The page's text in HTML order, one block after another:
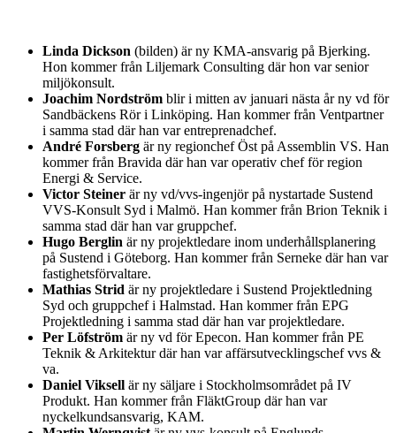
Linda Dickson (bilden) är ny KMA-ansvarig på Bjerking.
Hon kommer från Liljemark Consulting där hon var senior
miljökonsult.
Joachim Nordström blir i mitten av januari nästa år ny vd för
Sandbäckens Rör i Linköping. Han kommer från Ventpartner
i samma stad där han var entreprenadchef.
André Forsberg är ny regionchef Öst på Assemblin VS. Han
kommer från Bravida där han var operativ chef för region
Energi & Service.
Victor Steiner är ny vd/vvs-ingenjör på nystartade Sustend
VVS-Konsult Syd i Malmö. Han kommer från Brion Teknik i
samma stad där han var gruppchef.
Hugo Berglin är ny projektledare inom underhållsplanering
på Sustend i Göteborg. Han kommer från Serneke där han var
fastighetsförvaltare.
Mathias Strid är ny projektledare i Sustend Projektledning
Syd och gruppchef i Halmstad. Han kommer från EPG
Projektledning i samma stad där han var projektledare.
Per Löfström är ny vd för Epecon. Han kommer från PE
Teknik & Arkitektur där han var affärsutvecklingschef vvs &
va.
Daniel Viksell är ny säljare i Stockholmsområdet på IV
Produkt. Han kommer från FläktGroup där han var
nyckelkundsansvarig, KAM.